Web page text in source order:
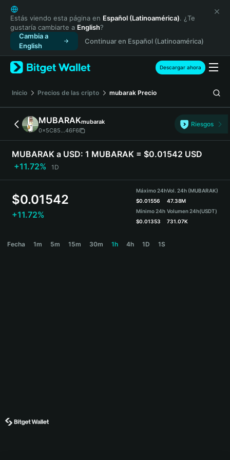
English
日本語
Tiếng Việt
Русский
Español (Latinoamérica)
Türkçe
Français
Deutsch
简体中文
繁體中文
Português (Portugal)
Bahasa Indonesia
ภาษาไทย
हिन्दी
Español
Português (Brasil)
Estás viendo esta página en Español (Latinoamérica). ¿Te
gustaría cambiarte a English?
Cambia a
English
Continuar en Español (Latinoamérica)
Descargar ahora
Inicio Precios de las cripto mubarak Precio
MUBARAKmubarak
0x5C85...46F6
Riesgos
MUBARAK a USD: 1 MUBARAK = $0.01542 USD
+11.72%
1D
$0.01542
+11.72%
Máximo 24h
$0.01556
Mínimo 24h
$0.01353
Vol. 24h (MUBARAK)
47.38M
Volumen 24h(USDT)
731.07K
Fecha 1m 5m 15m 30m 1h 4h 1D 1S